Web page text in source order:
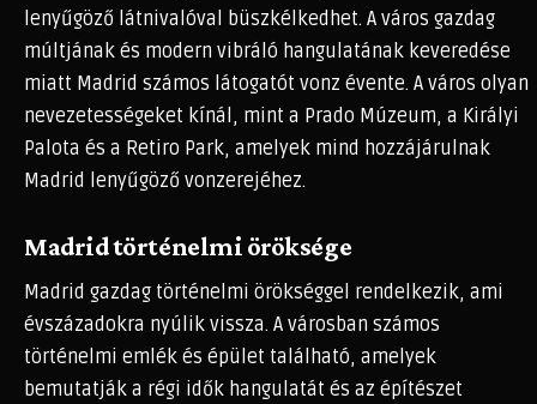
lenyűgöző látnivalóval büszkélkedhet. A város gazdag
múltjának és modern vibráló hangulatának keveredése
miatt Madrid számos látogatót vonz évente. A város olyan
nevezetességeket kínál, mint a Prado Múzeum, a Királyi
Palota és a Retiro Park, amelyek mind hozzájárulnak
Madrid lenyűgöző vonzerejéhez.
Madrid történelmi öröksége
Madrid gazdag történelmi örökséggel rendelkezik, ami
évszázadokra nyúlik vissza. A városban számos
történelmi emlék és épület található, amelyek
bemutatják a régi idők hangulatát és az építészet